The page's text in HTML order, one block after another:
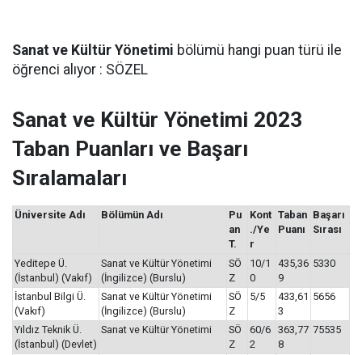
Sanat ve Kültür Yönetimi bölümü hangi puan türü ile
öğrenci alıyor : SÖZEL
Sanat ve Kültür Yönetimi 2023
Taban Puanları ve Başarı
Sıralamaları
Üniversite Adı Bölümün Adı
Pu
an
T.
Kont
./Ye
r
Taban
Puanı
Başarı
Sırası
Yeditepe Ü.
(İstanbul) (Vakıf)
Sanat ve Kültür Yönetimi
(İngilizce) (Burslu)
SÖ
Z
10/1
0
435,36
9
5330
İstanbul Bilgi Ü.
(Vakıf)
Sanat ve Kültür Yönetimi
(İngilizce) (Burslu)
SÖ
Z
5/5
433,61
3
5656
Yıldız Teknik Ü.
(İstanbul) (Devlet)
Sanat ve Kültür Yönetimi
SÖ
Z
60/6
2
363,77
8
75535